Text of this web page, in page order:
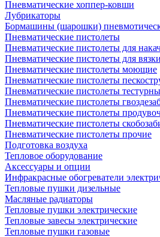
Пневматические хоппер-ковши
Лубрикаторы
Бормашины (шарошки)
Пневматические пистолеты
Пневматические пистолеты для
Пневматические пистолеты для
Пневматические пистолеты моющие
Пневматические пистолеты
Пневматические пистолеты
Пневматические пистолеты
Пневматические пистолеты
Пневматические пистолеты
Пневматические пистолеты прочие
Подготовка воздуха
Тепловое оборудование
Аксессуары и опции
Инфракрасные обогреватели
Тепловые пушки дизельные
Масляные радиаторы
Тепловые пушки электрические
Тепловые завесы электрические
Тепловые пушки газовые